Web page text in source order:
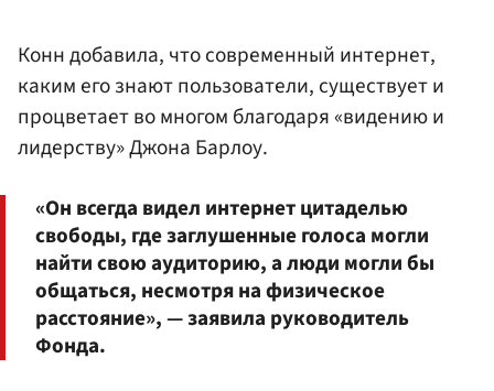
Конн добавила, что современный интернет,
каким его знают пользователи, существует и
процветает во многом благодаря «видению и
лидерству» Джона Барлоу.
«Он всегда видел интернет цитаделью
свободы, где заглушенные голоса могли
найти свою аудиторию, а люди могли бы
общаться, несмотря на физическое
расстояние», — заявила руководитель
Фонда.